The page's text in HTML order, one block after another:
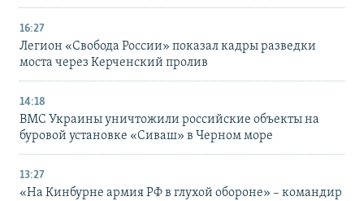
16:27
Легион «Свобода России» показал кадры разведки
моста через Керченский пролив
14:18
ВМС Украины уничтожили российские объекты на
буровой установке «Сиваш» в Черном море
13:27
«На Кинбурне армия РФ в глухой обороне» – командир